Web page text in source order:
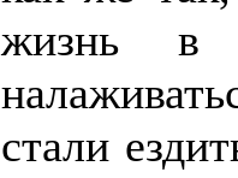
жизнь в
стали